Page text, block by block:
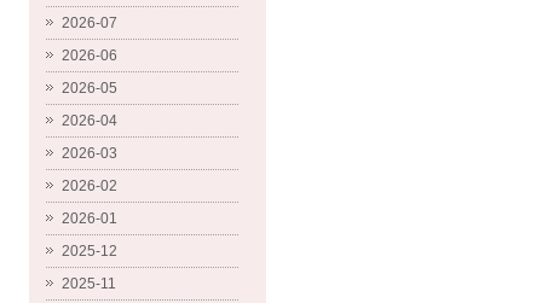
2026-07
2026-06
2026-05
2026-04
2026-03
2026-02
2026-01
2025-12
2025-11